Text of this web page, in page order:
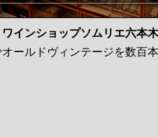
ワインショップソムリエ六本
ールドヴィンテージを数百